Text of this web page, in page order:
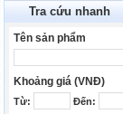
Tra cứu nhanh
Tên sản phẩm
Khoảng giá (VNĐ)
Từ: Đến: